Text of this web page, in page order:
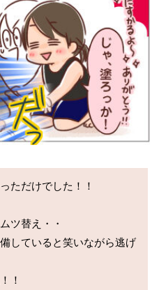
ただけでした！！
ツ替え・・
していると笑いながら逃げ
！